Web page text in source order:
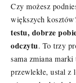
Czy możesz
większych
testu, dobrze
odczytu. To trzy
sama zmiana
przewlekłe, ustal